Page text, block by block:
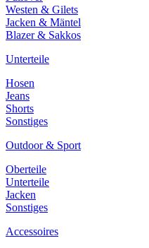
Westen & Gilets
Jacken & Mäntel
Blazer & Sakkos
Unterteile
Hosen
Jeans
Shorts
Sonstiges
Outdoor & Sport
Oberteile
Unterteile
Jacken
Sonstiges
Accessoires